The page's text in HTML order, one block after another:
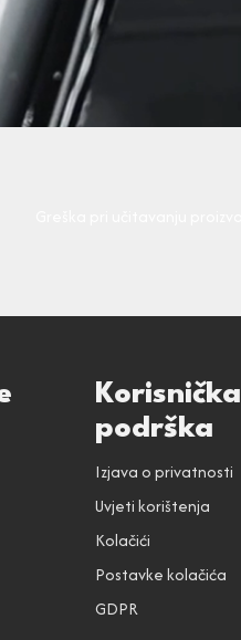
Korisnička
podrška
Izjava o privatnosti
Uvjeti korištenja
Kolačići
Postavke kolačića
GDPR